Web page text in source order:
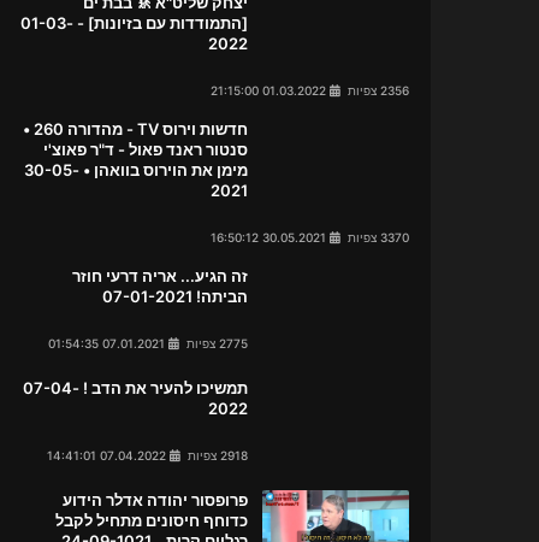
[התמודדות עם בזיונות] - 01-03-
2022
2356 צפיות
חדשות וירוס TV - מהדורה 260 •
סנטור ראנד פאול - ד"ר פאוצ'י
מימן את הוירוס בוואהן • 30-05-
2021
3370 צפיות
זה הגיע... אריה דרעי חוזר
הביתה! 07-01-2021
2775 צפיות
תמשיכו להעיר את הדב ! 07-04-
2022
2918 צפיות
פרופסור יהודה אדלר הידוע
כדוחף חיסונים מתחיל לקבל